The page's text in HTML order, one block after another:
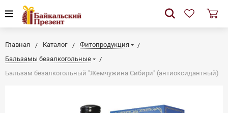
Главная Каталог
Фитопродукция
Бальзамы безалкогольные
Бальзам безалкогольный "Жемчужина Сибири" (антиоксидантный)